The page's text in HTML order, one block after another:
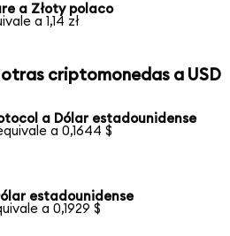
a Złoty polaco
a 1,14 zł
criptomonedas a USD
a Dólar estadounidense
a 0,1644 $
estadounidense
a 0,1929 $